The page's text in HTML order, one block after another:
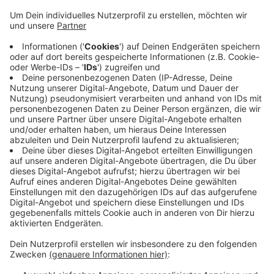
Anzeige
Die Betrüger versuchen am Telefon an
Zählernummern, Zählerstände oder Infos über
Vertragslaufzeiten zu gelangen. Außerdem wird den
Angerufenen zu einem Vertragswechsel geraten. Die
echten Stadtwerke Willich weisen darauf hin, dass
ihnen diese Daten vorliegen und sie solche Daten
niemals telefonisch abfragen. Im Zweifel sollten die
Angerufenen einfach auflegen.
Anzeige